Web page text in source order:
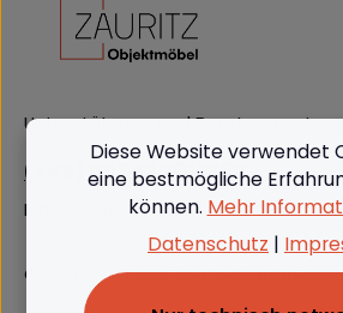
Unterstützung und Beratung unter:
(+49) 09562 3811380
Mo-Do: 08:00 - 16:00, Fr: 8:00 - 13:00
Oder über unserKontaktformular.
Diese Website verwendet
eine bestmögliche
können. Mehr
Datenschutz |